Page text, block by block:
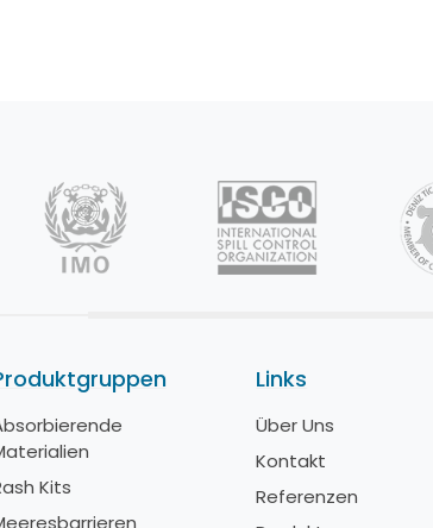
Kits
Links
Über Uns
Kontakt
Referenzen